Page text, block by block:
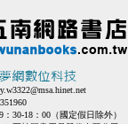
30-18：00（國定假日除外）